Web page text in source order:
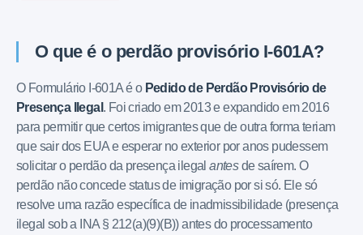
O que é o perdão provisório I-601A?
O Formulário I-601A é o Pedido de Perdão Provisório de
Presença Ilegal . Foi criado em 2013 e expandido em 2016
para permitir que certos imigrantes que de outra forma teriam
que sair dos EUA e esperar no exterior por anos pudessem
solicitar o perdão da presença ilegalantesde saírem. O
perdão não concede status de imigração por si só. Ele só
resolve uma razão específica de inadmissibilidade (presença
ilegal sob a INA § 212(a)(9)(B)) antes do processamento